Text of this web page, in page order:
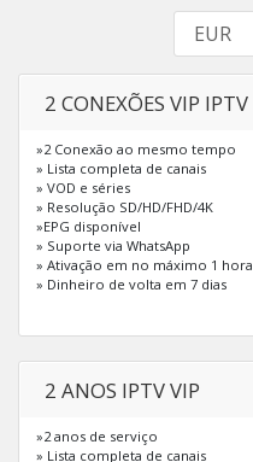
2 CONEXÕES VIP IPTV
»2 Conexão ao mesmo tempo
» Lista completa de canais
» VOD e séries
» Resolução SD/HD/FHD/4K
»EPG disponível
» Suporte via WhatsApp
» Ativação em no máximo 1 hora
» Dinheiro de volta em 7 dias
2 ANOS IPTV VIP
»2 anos de serviço
» Lista completa de canais